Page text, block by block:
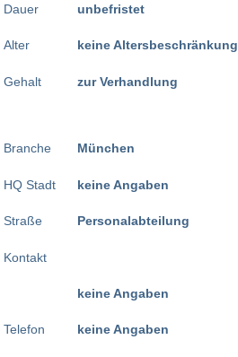
Dauer
Alter
Gehalt
unbefristet
keine Altersbeschränkung
zur Verhandlung
Branche
HQ Stadt
Straße
Kontakt
Telefon
München
keine Angaben
Personalabteilung
keine Angaben
keine Angaben